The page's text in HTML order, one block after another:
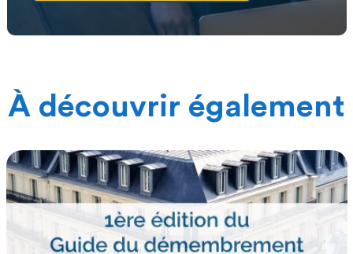
À découvrir également